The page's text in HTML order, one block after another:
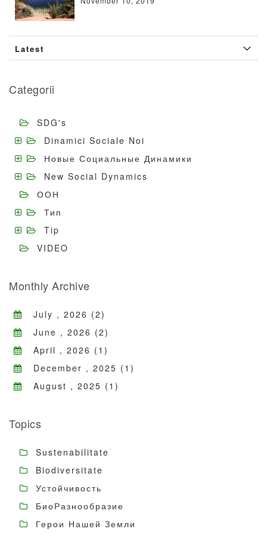
Latest
Categorii
SDG's
Dinamici Sociale Noi
Новые Социальные Динамики
New Social Dynamics
ООН
Тип
Tip
VIDEO
Monthly Archive
July , 2026 (2)
June , 2026 (2)
April , 2026 (1)
December , 2025 (1)
August , 2025 (1)
Topics
Sustenabilitate
Biodiversitate
Устойчивость
БиоРазнообразие
Герои Нашей Земли